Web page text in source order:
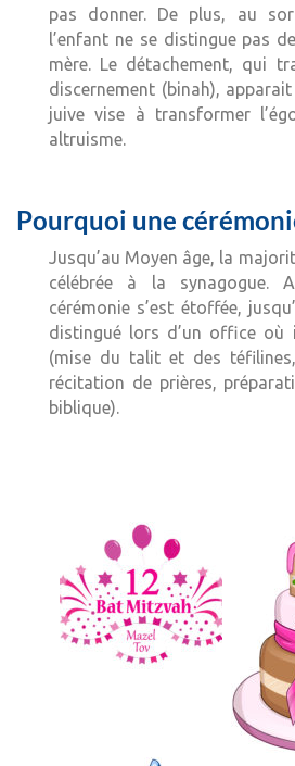
pas donner. De plus, au
l’enfant ne se distingue pas
mère. Le détachement, qui
discernement (binah),
juive vise à transformer
altruisme.
Pourquoi une
Jusqu’au Moyen âge, la
célébrée à la synagogue.
cérémonie s’est étoffée,
distingué lors d’un office
(mise du talit et des
récitation de prières,
biblique).